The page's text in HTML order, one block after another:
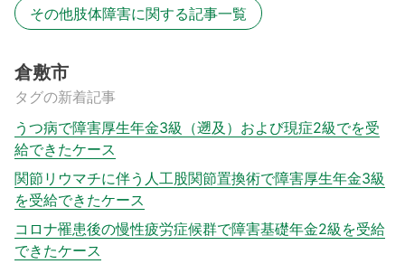
その他肢体障害に関する記事一覧
倉敷市
タグの新着記事
うつ病で障害厚生年金3級（遡及）および現症2級でを受
給できたケース
関節リウマチに伴う人工股関節置換術で障害厚生年金3級
を受給できたケース
コロナ罹患後の慢性疲労症候群で障害基礎年金2級を受給
できたケース